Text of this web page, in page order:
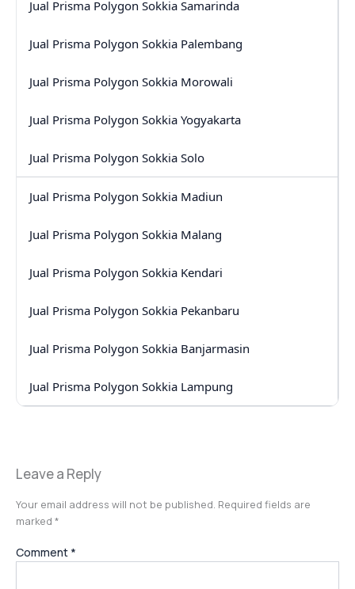
Jual Prisma Polygon Sokkia Samarinda
Jual Prisma Polygon Sokkia Palembang
Jual Prisma Polygon Sokkia Morowali
Jual Prisma Polygon Sokkia Yogyakarta
Jual Prisma Polygon Sokkia Solo
Jual Prisma Polygon Sokkia Madiun
Jual Prisma Polygon Sokkia Malang
Jual Prisma Polygon Sokkia Kendari
Jual Prisma Polygon Sokkia Pekanbaru
Jual Prisma Polygon Sokkia Banjarmasin
Jual Prisma Polygon Sokkia Lampung
Leave a Reply
Your email address will not be published. Required fields are
marked *
Comment *